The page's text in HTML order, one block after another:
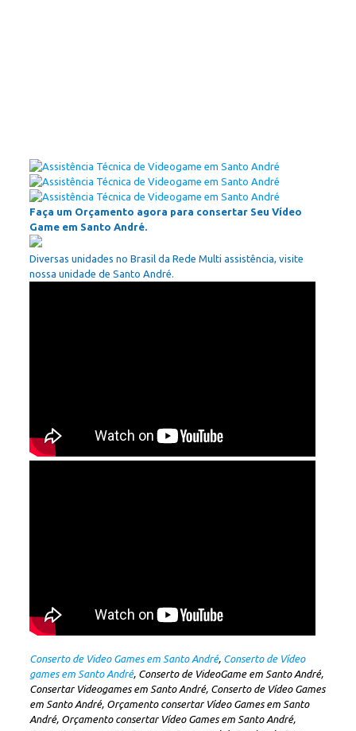
Faça um Orçamento agora para consertar Seu Vídeo
Game em Santo André.
Diversas unidades no Brasil da Rede Multi assistência, visite
nossa unidade de Santo André.
Conserto de Video Games em Santo André, Conserto de Vídeo
games em Santo André, Conserto de VideoGame em Santo André,
Consertar Videogames em Santo André, Conserto de Vídeo Games
em Santo André, Orçamento consertar Vídeo Games em Santo
André, Orçamento consertar Vídeo Games em Santo André,